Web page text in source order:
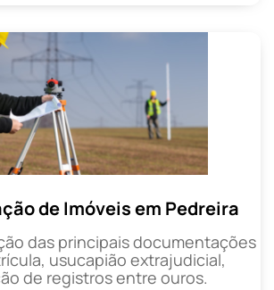
de Imóveis em Pedreira
das principais documentações
usucapião extrajudicial,
de registros entre ouros.